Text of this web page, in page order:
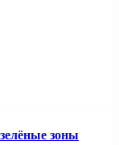
зоны